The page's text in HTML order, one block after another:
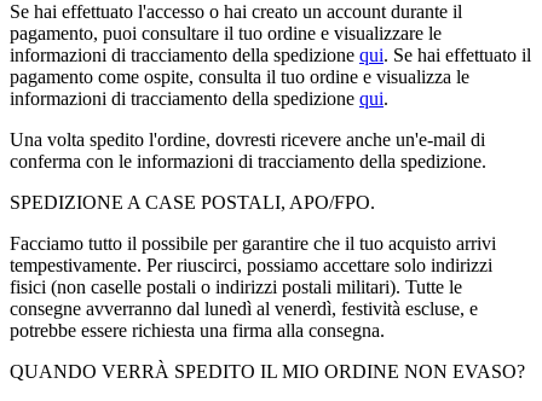
Se hai effettuato l'accesso o hai creato un account durante il
pagamento, puoi consultare il tuo ordine e visualizzare le
informazioni di tracciamento della spedizione qui. Se hai effettuato il
pagamento come ospite, consulta il tuo ordine e visualizza le
informazioni di tracciamento della spedizione qui.
Una volta spedito l'ordine, dovresti ricevere anche un'e-mail di
conferma con le informazioni di tracciamento della spedizione.
SPEDIZIONE A CASE POSTALI, APO/FPO.
Facciamo tutto il possibile per garantire che il tuo acquisto arrivi
tempestivamente. Per riuscirci, possiamo accettare solo indirizzi
fisici (non caselle postali o indirizzi postali militari). Tutte le
consegne avverranno dal lunedì al venerdì, festività escluse, e
potrebbe essere richiesta una firma alla consegna.
QUANDO VERRÀ SPEDITO IL MIO ORDINE NON EVASO?